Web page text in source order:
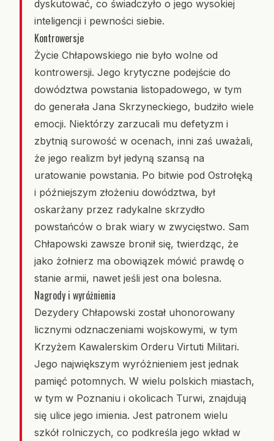
dyskutować, co świadczyło o jego wysokiej
inteligencji i pewności siebie.
Kontrowersje
Życie Chłapowskiego nie było wolne od
kontrowersji. Jego krytyczne podejście do
dowództwa powstania listopadowego, w tym
do generała Jana Skrzyneckiego, budziło wiele
emocji. Niektórzy zarzucali mu defetyzm i
zbytnią surowość w ocenach, inni zaś uważali,
że jego realizm był jedyną szansą na
uratowanie powstania. Po bitwie pod Ostrołęką
i późniejszym złożeniu dowództwa, był
oskarżany przez radykalne skrzydło
powstańców o brak wiary w zwycięstwo. Sam
Chłapowski zawsze bronił się, twierdząc, że
jako żołnierz ma obowiązek mówić prawdę o
stanie armii, nawet jeśli jest ona bolesna.
Nagrody i wyróżnienia
Dezydery Chłapowski został uhonorowany
licznymi odznaczeniami wojskowymi, w tym
Krzyżem Kawalerskim Orderu Virtuti Militari.
Jego największym wyróżnieniem jest jednak
pamięć potomnych. W wielu polskich miastach,
w tym w Poznaniu i okolicach Turwi, znajdują
się ulice jego imienia. Jest patronem wielu
szkół rolniczych, co podkreśla jego wkład w